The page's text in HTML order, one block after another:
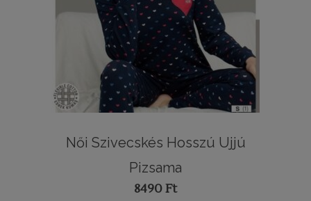
Női Szivecskés Hosszú Ujjú
Pizsama
8490Ft